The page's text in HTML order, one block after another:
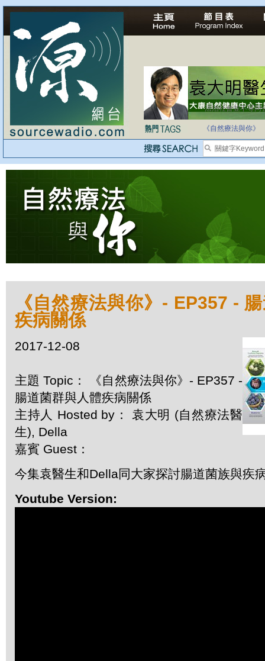
法治社會並不等同
《自然療法與你》
《自然療法與你》- EP357 -
疾病關係
2017-12-08
主題 Topic： 《自然療法與你》- EP357 -
腸道菌群與人體疾病關係
主持人 Hosted by： 袁大明 (自然療法醫
生), Della
嘉賓 Guest：
今集袁醫生和Della同大家探討腸道菌族與疾
Youtube Version: